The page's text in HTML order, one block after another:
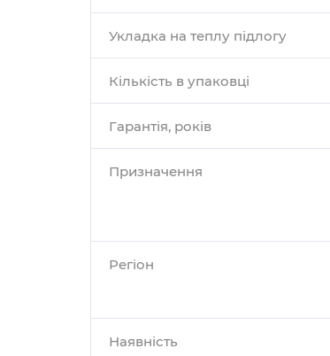
Укладка на теплу підлогу
Кількість в упаковці
Гарантія, років
Призначення
Регіон
Наявність